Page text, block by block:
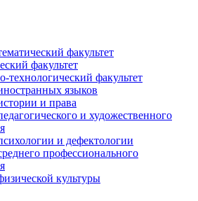
факультет
факультет
технологический факультет
языков
и права
и художественного
и дефектологии
профессионального
культуры